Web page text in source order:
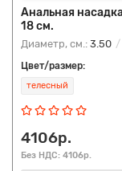
Анальная
18 см.
Диаметр, см.: 3.50
Цвет/размер:
телесный
4106р.
Без НДС: 4106р.